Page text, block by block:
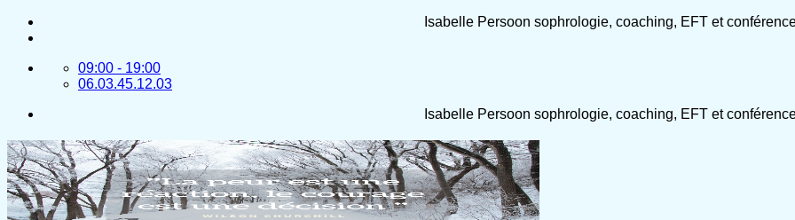
Passer
Isabelle Persoon sophrologie, coaching, EFT et
09:00 - 19:00
06.03.45.12.03
Isabelle Persoon sophrologie, coaching, EFT et